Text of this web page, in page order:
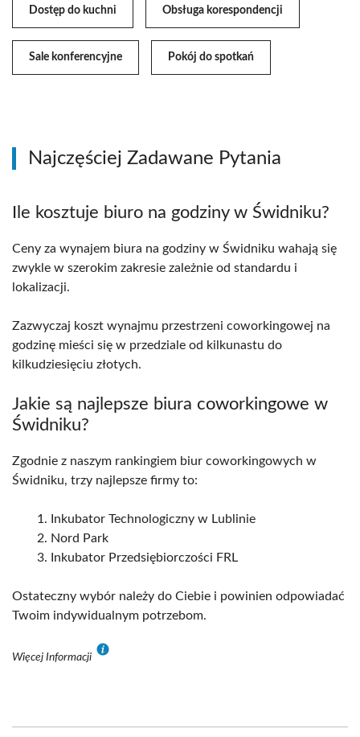
Dostęp do kuchni Obsługa korespondencji
Sale konferencyjne Pokój do spotkań
Najczęściej Zadawane Pytania
Ile kosztuje biuro na godziny w Świdniku?
Ceny za wynajem biura na godziny w Świdniku wahają się
zwykle w szerokim zakresie zależnie od standardu i
lokalizacji.
Zazwyczaj koszt wynajmu przestrzeni coworkingowej na
godzinę mieści się w przedziale od kilkunastu do
kilkudziesięciu złotych.
Jakie są najlepsze biura coworkingowe w
Świdniku?
Zgodnie z naszym rankingiem biur coworkingowych w
Świdniku, trzy najlepsze firmy to:
Inkubator Technologiczny w Lublinie
Nord Park
Inkubator Przedsiębiorczości FRL
Ostateczny wybór należy do Ciebie i powinien odpowiadać
Twoim indywidualnym potrzebom.
Więcej Informacji